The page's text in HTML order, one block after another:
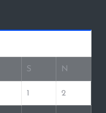
S N
1 2